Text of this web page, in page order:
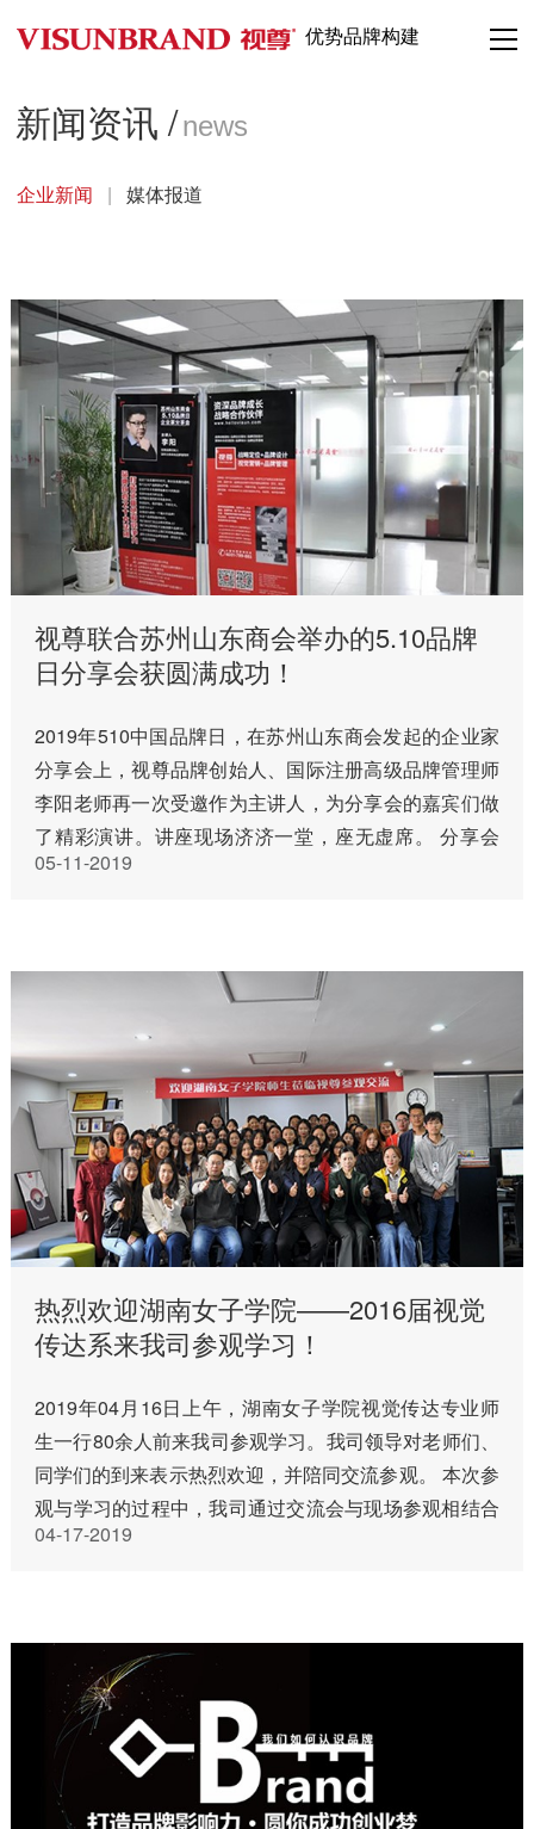
优势品牌构建
新闻资讯 /news
企业新闻 | 媒体报道
视尊联合苏州山东商会举办的5.10品牌
日分享会获圆满成功！
2019年510中国品牌日，在苏州山东商会发起的企业家
分享会上，视尊品牌创始人、国际注册高级品牌管理师
李阳老师再一次受邀作为主讲人，为分享会的嘉宾们做
了精彩演讲。讲座现场济济一堂，座无虚席。 分享会
以“品牌致胜之十大法则 打造企业绝对竞争力”为主题，
05-11-2019
热烈欢迎湖南女子学院——2016届视觉
传达系来我司参观学习！
2019年04月16日上午，湖南女子学院视觉传达专业师
生一行80余人前来我司参观学习。我司领导对老师们、
同学们的到来表示热烈欢迎，并陪同交流参观。 本次参
观与学习的过程中，我司通过交流会与现场参观相结合
的模式，向同学们生动详细介绍了公司的发展历程、主
04-17-2019